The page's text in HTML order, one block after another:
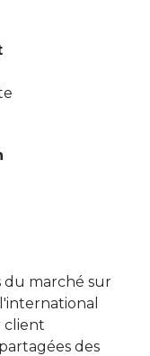
du marché sur
client
des